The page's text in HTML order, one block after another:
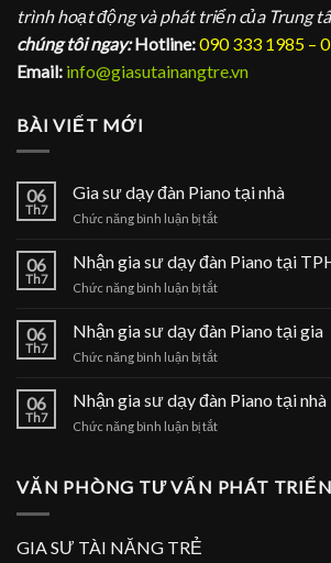
trình hoạt động và phát triển của Trung
chúng tôi ngay: Hotline:090 333 1985 –
Email: info@giasutainangtre.vn
BÀI VIẾT MỚI
06
Th7
Gia sư dạy đàn Piano tại nhà
Chức năng bình luận bị tắtở
đàn
tại
06
Th7
Nhận gia sư dạy đàn Piano tại
Chức năng bình luận bị tắtở
gia
dạy
Piano
06
Th7
Nhận gia sư dạy đàn Piano tại gia
Chức năng bình luận bị tắtở
gia
dạy
tại
06
Th7
Nhận gia sư dạy đàn Piano tại nhà
Chức năng bình luận bị tắtở
sư
VĂN PHÒNG TƯ VẤN PHÁT
GIA SƯ TÀI NĂNG TRẺ